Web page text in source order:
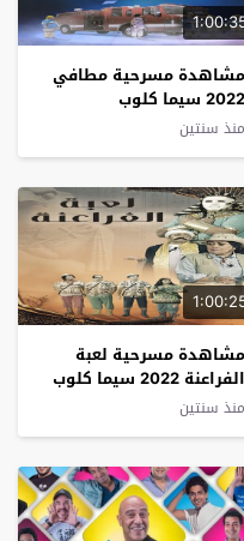
مشاهدة مسرحية مطافي
2022 سيما كلوب
منذ سنتين
مشاهدة مسرحية لعبة
الفراعنة 2022 سيما كلوب
منذ سنتين